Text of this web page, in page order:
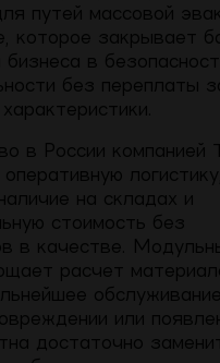
путей массовой
которое закрывает
бизнеса в
без переплаты
в России компанией
логистику,
на складах и
стоимость без
в качестве.
расчет
или
достаточно